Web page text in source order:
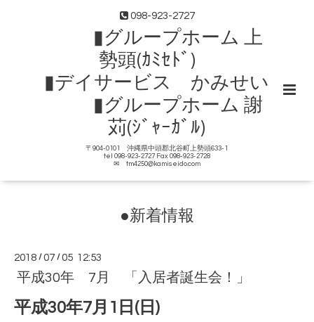
098-923-2727
▮グループホーム 上
勢頭(ｶﾐｾﾄﾞ)
▮デイサービス かみせい
▮グループホーム 謝
苅(ｼﾞｬｰｶﾞﾙ)
〒904-0101 沖縄県中頭郡北谷町上勢頭633-1
tel 098-923-2727 Fax 098-923-2728
✉ tm4250@kamiseido.com
●新着情報
2018 /07 /05 12:53
平成30年 7月 「入居者誕生会！」
平成30年7月1日(日)